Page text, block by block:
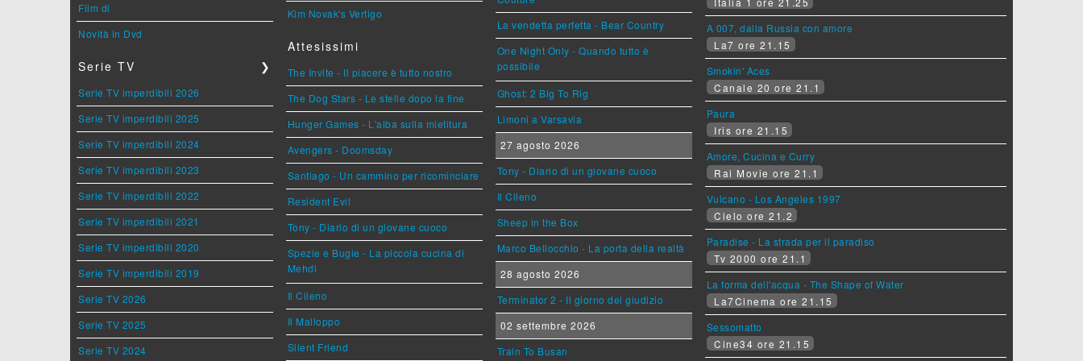
Film di
Novità in Dvd
Serie TV ❯
Serie TV imperdibili 2026
Serie TV imperdibili 2025
Serie TV imperdibili 2024
Serie TV imperdibili 2023
Serie TV imperdibili 2022
Serie TV imperdibili 2021
Serie TV imperdibili 2020
Serie TV imperdibili 2019
Serie TV 2026
Serie TV 2025
Serie TV 2024
Kim Novak's Vertigo
Attesissimi
The Invite - Il piacere è tutto nostro
The Dog Stars - Le stelle dopo la fine
Hunger Games - L'alba sulla mietitura
Avengers - Doomsday
Santiago - Un cammino per ricominciare
Resident Evil
Tony - Diario di un giovane cuoco
Spezie e Bugie - La piccola cucina di
Mehdi
Il Cileno
Il Malloppo
Silent Friend
La vendetta perfetta - Bear Country
One Night Only - Quando tutto è
possibile
Ghost: 2 Big To Rig
Limoni a Varsavia
27 agosto 2026
Tony - Diario di un giovane cuoco
Il Cileno
Sheep in the Box
Marco Bellocchio - La porta della realtà
28 agosto 2026
Terminator 2 - Il giorno del giudizio
02 settembre 2026
Train To Busan
A 007, dalla Russia con amore
La7 ore 21.15
Smokin' Aces
Canale 20 ore 21.1
Paura
Iris ore 21.15
Amore, Cucina e Curry
Rai Movie ore 21.1
Vulcano - Los Angeles 1997
Cielo ore 21.2
Paradise - La strada per il paradiso
Tv 2000 ore 21.1
La forma dell'acqua - The Shape of Water
La7Cinema ore 21.15
Sessomatto
Cine34 ore 21.15